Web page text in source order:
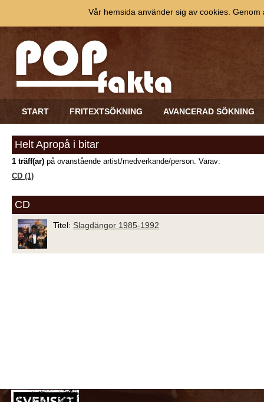
START FRITEXTSÖKNING AVANCERAD SÖKNING
Helt Apropå i bitar
1 träff(ar) på ovanstående artist/medverkande/person. Varav:
CD (1)
CD
Titel: Slagdängor 1985-1992
Vår hemsida använder sig av cookies.